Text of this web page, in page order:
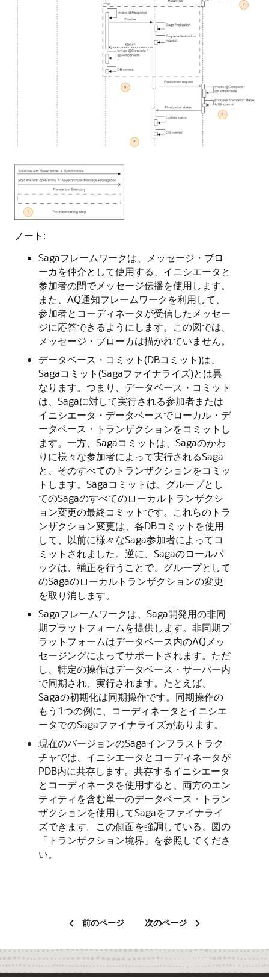
ノート:
Sagaフレームワークは、メッセージ・ブロ
ーカを仲介として使用する、イニシエータと
参加者の間でメッセージ伝播を使用します。
また、AQ通知フレームワークを利用して、
参加者とコーディネータが受信したメッセー
ジに応答できるようにします。この図では、
メッセージ・ブローカは描かれていません。
データベース・コミット(DBコミット)は、
Sagaコミット(Sagaファイナライズ)とは異
なります。つまり、データベース・コミット
は、Sagaに対して実行される参加者または
イニシエータ・データベースでローカル・デ
ータベース・トランザクションをコミットし
ます。一方、Sagaコミットは、Sagaのかわ
りに様々な参加者によって実行されるSaga
と、そのすべてのトランザクションをコミッ
トします。Sagaコミットは、グループとし
てのSagaのすべてのローカルトランザクシ
ョン変更の最終コミットです。これらのトラ
ンザクション変更は、各DBコミットを使用
して、以前に様々なSaga参加者によってコ
ミットされました。逆に、Sagaのロールバ
ックは、補正を行うことで、グループとして
のSagaのローカルトランザクションの変更
を取り消します。
Sagaフレームワークは、Saga開発用の非同
期プラットフォームを提供します。非同期プ
ラットフォームはデータベース内のAQメッ
セージングによってサポートされます。ただ
し、特定の操作はデータベース・サーバー内
で同期され、実行されます。たとえば、
Sagaの初期化は同期操作です。同期操作の
もう1つの例に、コーディネータとイニシエ
ータでのSagaファイナライズがあります。
現在のバージョンのSagaインフラストラク
チャでは、イニシエータとコーディネータが
PDB内に共存します。共存するイニシエータ
とコーディネータを使用すると、両方のエン
ティティを含む単一のデータベース・トラン
ザクションを使用してSagaをファイナライ
ズできます。この側面を強調している、図の
「トランザクション境界」を参照してくださ
い。
前のページ 次のページ